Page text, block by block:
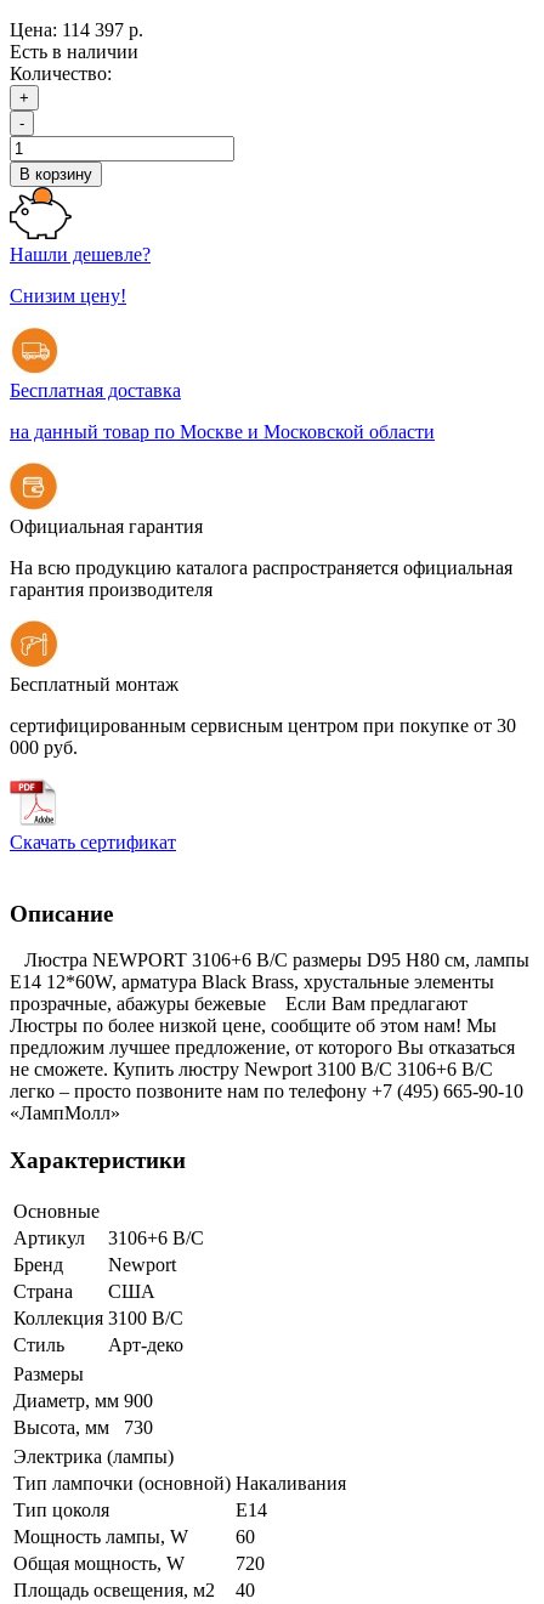
Цена: 114 397 р.
Есть в наличии
Количество:
+
-
В корзину
Нашли дешевле?
Снизим цену!
Бесплатная доставка
на данный товар по Москве и Московской области
Официальная гарантия
На всю продукцию каталога распространяется официальная
гарантия производителя
Бесплатный монтаж
сертифицированным сервисным центром при покупке от 30
000 руб.
Скачать сертификат
Описание
Люстра NEWPORT 3106+6 B/C размеры D95 Н80 см, лампы
Е14 12*60W, арматура Black Brass, хрустальные элементы
прозрачные, абажуры бежевые Если Вам предлагают
Люстры по более низкой цене, сообщите об этом нам! Мы
предложим лучшее предложение, от которого Вы отказаться
не сможете. Купить люстру Newport 3100 B/C 3106+6 B/C
легко – просто позвоните нам по телефону +7 (495) 665-90-10
«ЛампМолл»
Характеристики
Основные
Артикул
3106+6 B/C
Бренд
Newport
Страна
США
Коллекция 3100 B/C
Стиль
Арт-деко
Размеры
Диаметр, мм 900
Высота, мм
730
Электрика (лампы)
Тип лампочки (основной) Накаливания
Тип цоколя
E14
Мощность лампы, W
60
Общая мощность, W
720
Площадь освещения, м2
40